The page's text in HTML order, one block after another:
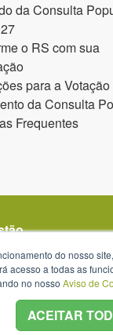
da Consulta
o RS com sua
para a Votação
da Consulta
Frequentes
do nosso
acesso a todas as
no nosso Aviso de
ACEITAR